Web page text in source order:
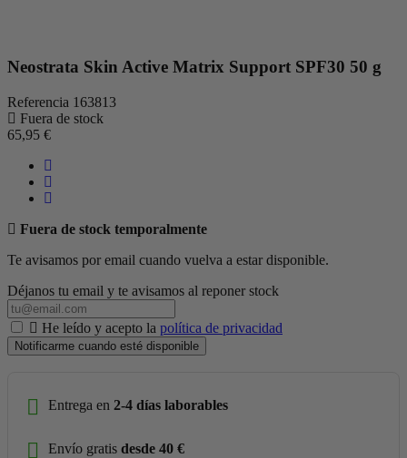
Neostrata Skin Active Matrix Support SPF30 50 g
Referencia 163813
Fuera de stock
65,95 €
Fuera de stock temporalmente
Te avisamos por email cuando vuelva a estar disponible.
Déjanos tu email y te avisamos al reponer stock
He leído y acepto la política de privacidad
Notificarme cuando esté disponible
Entrega en 2-4 días laborables
Envío gratis desde 40 €